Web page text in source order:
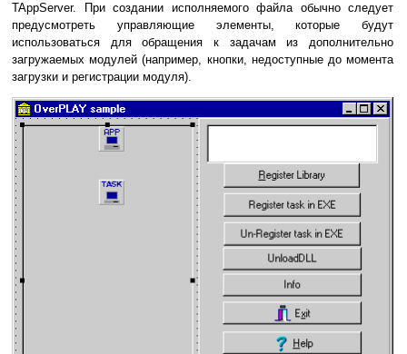
TAppServer. При создании исполняемого файла обычно следует
предусмотреть управляющие элементы, которые будут
использоваться для обращения к задачам из дополнительно
загружаемых модулей (например, кнопки, недоступные до момента
загрузки и регистрации модуля).